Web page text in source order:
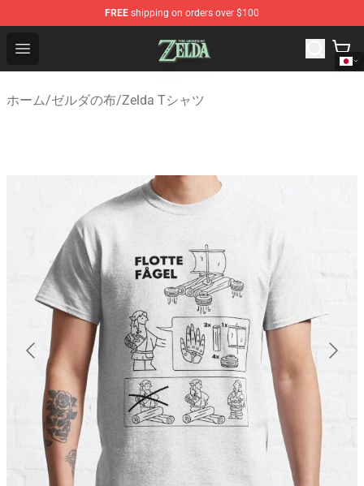
FREE shipping on orders over $100
Open menu
The Legend of Zelda Store - Official The Legend of
ホーム/ゼルダの布/Zelda Tシャツ